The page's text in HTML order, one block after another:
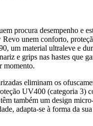
procura desempenho e
unem conforto,
um material ultraleve e
e grips nas hastes que
momento.
eliminam os
UV400 (categoria 3)
também um design
adapta-se à forma da sua